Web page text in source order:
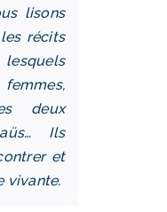
lisons
récits
lesquels
deux
Ils
et
vivante.